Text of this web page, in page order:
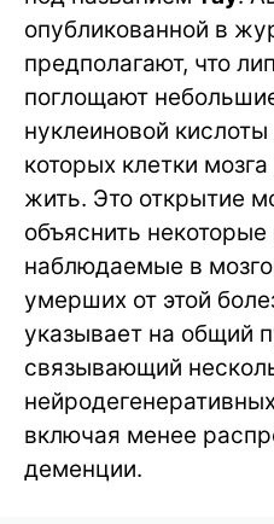
опубликованной в
предполагают, что
поглощают
нуклеиновой
которых клетки
жить. Это открытие
объяснить
наблюдаемые в
умерших от этой
указывает на общий
связывающий
включая менее
деменции.